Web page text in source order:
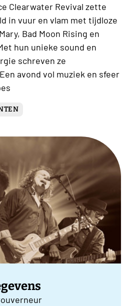
Clearwater Revival zette
in vuur en vlam met tijdloze
Bad Moon Rising en
hun unieke sound en
schreven ze
avond vol muziek en sfeer